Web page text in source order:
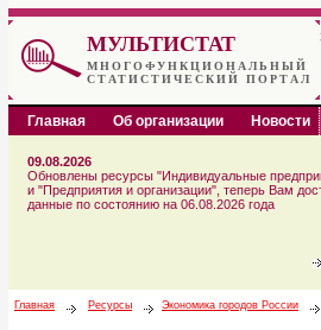
МУЛЬТИСТАТ
МНОГОФУНКЦИОНАЛЬНЫЙ
СТАТИСТИЧЕСКИЙ ПОРТАЛ
Главная Об организации Новости
09.08.2026
Обновлены ресурсы "Индивидуальные
и "Предприятия и организации", теперь Вам
данные по состоянию на 06.08.2026 года
Главная Ресурсы Экономика городов России